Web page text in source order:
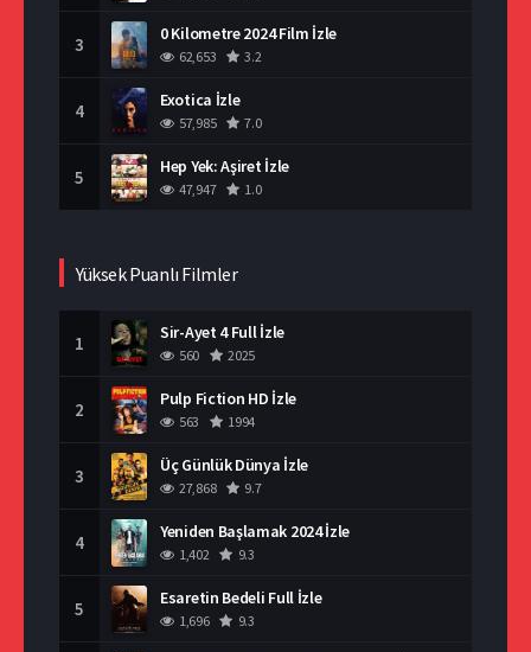
3 0 Kilometre 2024 Film İzle
62,653 3.2
4 Exotica İzle
57,985 7.0
5 Hep Yek: Aşiret İzle
47,947 1.0
Yüksek Puanlı Filmler
1 Sir-Ayet 4 Full İzle
560 2025
2 Pulp Fiction HD İzle
563 1994
3 Üç Günlük Dünya İzle
27,868 9.7
4 Yeniden Başlamak 2024 İzle
1,402 9.3
5 Esaretin Bedeli Full İzle
1,696 9.3